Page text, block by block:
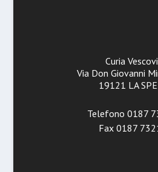
Curia
Via Don Giovanni
19121 LA
Telefono 0187
Fax 0187